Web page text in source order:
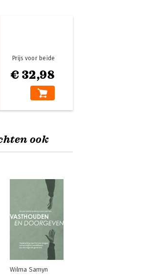
€ 32,98
Prijs voor beide
ook
Wilma Samyn